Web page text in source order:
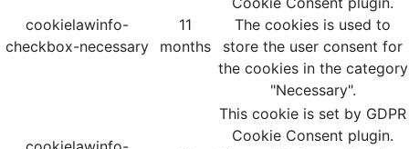
cookielawinfo-
checkbox-necessary
11
months
The cookies is used to
store the user consent for
the cookies in the category
"Necessary".
This cookie is set by GDPR
Cookie Consent plugin.